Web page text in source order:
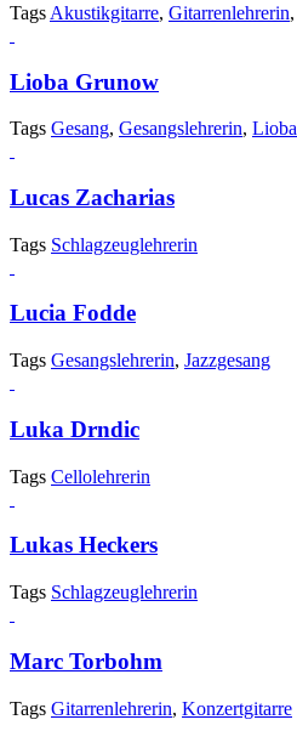
Tags Akustikgitarre, Gitarrenlehrerin,
Lioba Grunow
Tags Gesang, Gesangslehrerin,
Lucas Zacharias
Tags Schlagzeuglehrerin
Lucia Fodde
Tags Gesangslehrerin, Jazzgesang
Luka Drndic
Tags Cellolehrerin
Lukas Heckers
Tags Schlagzeuglehrerin
Marc Torbohm
Tags Gitarrenlehrerin, Konzertgitarre